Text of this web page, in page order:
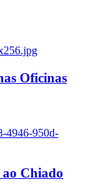
Oficinas
4946-950d-
ao Chiado